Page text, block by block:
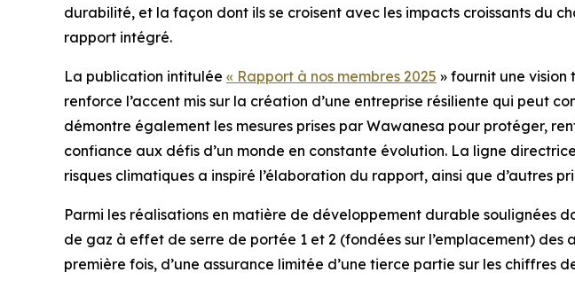
durabilité, et la façon dont ils se croisent avec les impacts croissants du
rapport intégré.
La publication intitulée « Rapport à nos membres 2025 » fournit une
renforce l’accent mis sur la création d’une entreprise résiliente qui peut
démontre également les mesures prises par Wawanesa pour protéger,
confiance aux défis d’un monde en constante évolution. La ligne
risques climatiques a inspiré l’élaboration du rapport, ainsi que d’autres
Parmi les réalisations en matière de développement durable soulignées
de gaz à effet de serre de portée 1 et 2 (fondées sur l’emplacement)
première fois, d’une assurance limitée d’une tierce partie sur les chiffres